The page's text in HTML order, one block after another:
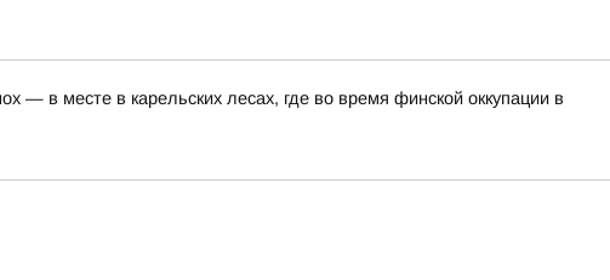
— в месте в карельских лесах, где во время финской оккупации в